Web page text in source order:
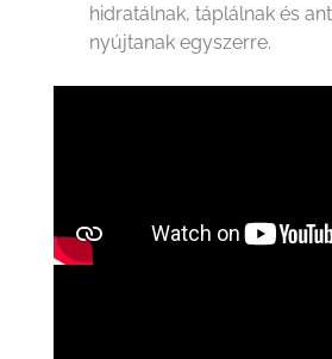
hidratálnak, táplálnak és
nyújtanak egyszerre.